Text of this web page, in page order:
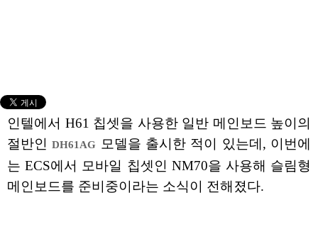
인텔에서 H61 칩셋을 사용한 일반 메인보드 높이의
절반인DH61AG
모델을 출시한 적이 있는데, 이번에
는 ECS에서 모바일 칩셋인 NM70을 사용해 슬림형
메인보드를 준비중이라는 소식이 전해졌다.